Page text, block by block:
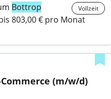
Bottrop Vollzeit
803,00 € pro Monat
Commerce (m/w/d)